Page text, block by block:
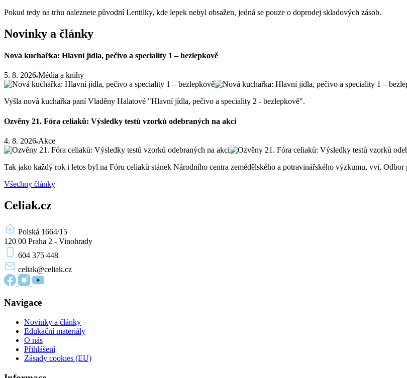
Pokud tedy na trhu naleznete původní Lentilky, kde lepek nebyl obsažen, jedná se pouze o doprodej skladových zásob.
Novinky a články
Nová kuchařka: Hlavní jídla, pečivo a speciality 1 – bezlepkově
5. 8. 2026 Média a knihy
Vyšla nová kuchařka paní Vladěny Halatové "Hlavní jídla, pečivo a speciality 2 - bezlepkově".
Ozvěny 21. Fóra celiaků: Výsledky testů vzorků odebraných na akci
4. 8. 2026 Akce
Tak jako každý rok i letos byl na Fóru celiaků stánek Národního centra zemědělského a potravinářského výzkumu, vvi,
Všechny články
Celiak.cz
Polská 1664/15
120 00 Praha 2 - Vinohrady
604 375 448
celiak@celiak.cz
Navigace
Novinky a články
Edukační materiály
O nás
Přihlášení
Zásady cookies (EU)